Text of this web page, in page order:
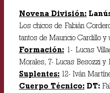
Novena División:
Los chicos de Fabián
tantos de Mauricio Cardillo y
Formación: 1- Lucas
Morales, 7- Lucas Besozzi y
Suplentes: 12- Iván
Cuerpo Técnico: DT: